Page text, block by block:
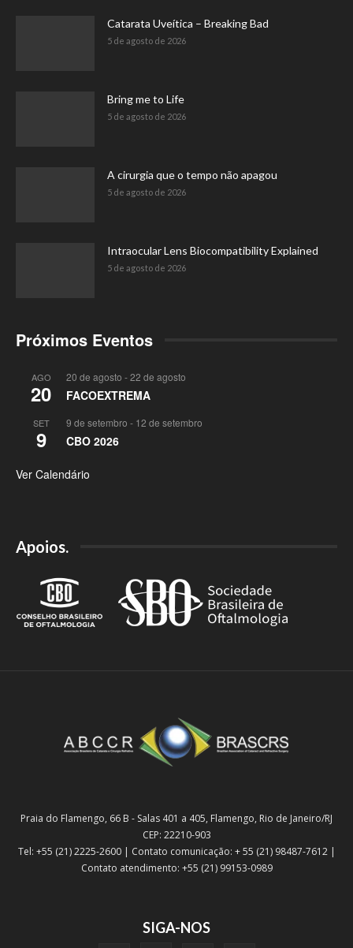
Catarata Uveítica – Breaking Bad
5 de agosto de 2026
Bring me to Life
5 de agosto de 2026
A cirurgia que o tempo não apagou
5 de agosto de 2026
Intraocular Lens Biocompatibility Explained
5 de agosto de 2026
Próximos Eventos
AGO
20
20 de agosto -22 de agosto
FACOEXTREMA
SET
9
9 de setembro - 12 de setembro
CBO 2026
Ver Calendário
Apoios.
Praia do Flamengo, 66 B - Salas 401 a 405, Flamengo, Rio de Janeiro/RJ
CEP: 22210-903
Tel: +55 (21) 2225-2600 | Contato comunicação: + 55 (21) 98487-7612 |
Contato atendimento: +55 (21) 99153-0989
SIGA-NOS